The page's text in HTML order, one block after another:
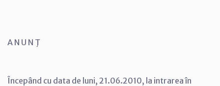
A N U N Ţ
Începând cu data de luni, 21.06.2010, la intrarea în